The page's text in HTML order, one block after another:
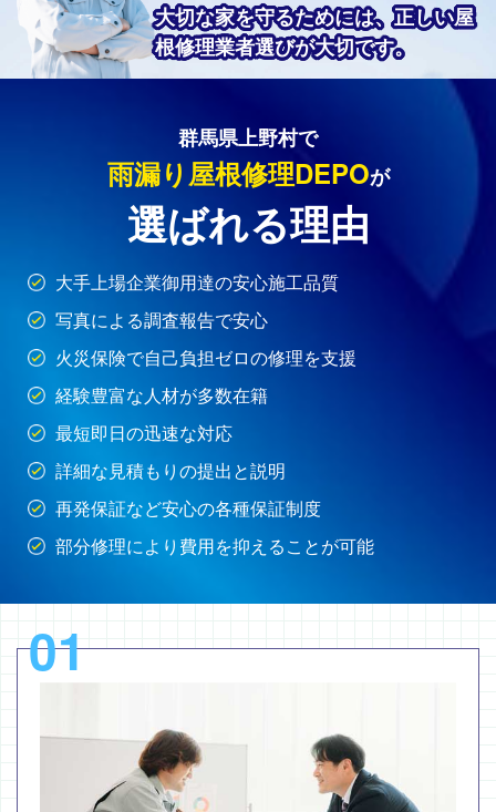
大切な家を守るためには、正しい屋
根修理業者選びが大切です。
群馬県上野村で
雨漏り屋根修理DEPOが
選ばれる理由
大手上場企業御用達の安心施工品質
写真による調査報告で安心
火災保険で自己負担ゼロの修理を支援
経験豊富な人材が多数在籍
最短即日の迅速な対応
詳細な見積もりの提出と説明
再発保証など安心の各種保証制度
部分修理により費用を抑えることが可能
01